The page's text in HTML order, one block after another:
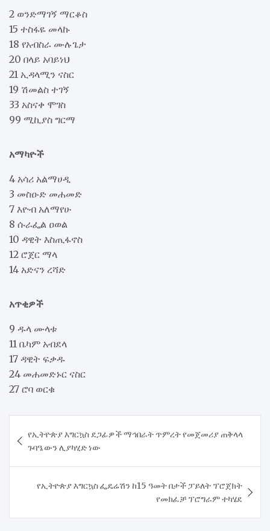
2 ወንድማገኝ ማርቆስ
15 ተስፋዬ መላኩ
18 የአብስራ ሙሉጌታ
20 በላይ አባይነህ
21 ኢዳላሚን ናስር
19 ሽመልስ ተገኝ
33 አስናቀ ሞገስ
99 ሚኪያስ ግርማ
አማካዮች
4 አሳሪ አልማሀዲ
3 መስዑድ መሐመድ
7 እዮብ አለማየሁ
8 ሱራፌል ዐወል
10 ዳዊት እስጢፋኖስ
12 ሮጀር ማላ
14 አድናን ረሻድ
አጥቂዎች
9 ዱላ ሙላቱ
11 ቤካም አብደላ
17 ዳዊት ፍቃዱ
24 መሐመድኑር ናስር
27 ሮባ ወርቁ
navigation
የኢትዮጵያ እግርኳስ ደጋፊዎች ማኅበራት ጥምረት የመጀመሪያ ጠቅላላ
ጉባዔውን ሊያካሂድ ነው
የኢትዮጵያ እግርኳስ ፌዴሬሽን ከ15 ዓመት በታች ፓይለት ፕሮጀክት
የመክፈቻ ፕሮግራም ተካሄደ